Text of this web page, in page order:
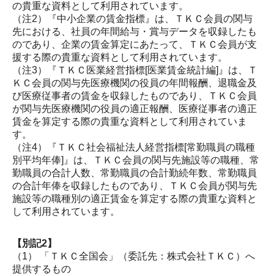
の貴重な資料として利用されています。
（注2）
『中小企業の賃金指標』は、ＴＫＣ会員の関与
先における、社員の年間給与・賞与データを収録したも
のであり、企業の賃金算定にあたって、ＴＫＣ会員が支
援する際の貴重な資料として利用されています。
（注3）
『ＴＫＣ医業経営指標[医業賃金統計編]』は、Ｔ
ＫＣ会員の関与先医療機関の役員の年間報酬、退職金及
び医療従事者の賃金を収録したものであり、ＴＫＣ会員
が関与先医療機関の役員の適正報酬、医療従事者の適正
賃金を算定する際の貴重な資料として利用されていま
す。
（注4）
『ＴＫＣ社会福祉法人経営指標[常勤職員の職種
別平均年俸]』は、ＴＫＣ会員の関与先施設等の職種、常
勤職員の合計人数、常勤職員の合計勤続年数、常勤職員
の合計年俸を収録したものであり、ＴＫＣ会員が関与先
施設等の職種別の適正賃金を算定する際の貴重な資料と
して利用されています。
【別記2】
（1） 「ＴＫＣ全国会」（委託先：株式会社ＴＫＣ）へ
提供するもの